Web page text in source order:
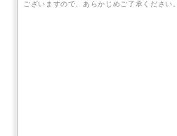
ございますので、あらかじめご了承ください。